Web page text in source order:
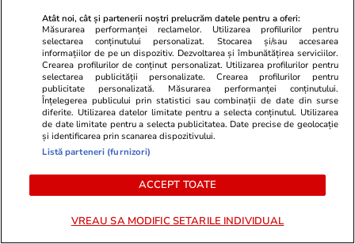
Atenție! Poți primi bani de la stat
Dieta
Atât noi, cât și partenerii noștri prelucrăm datele pentru a oferi:
Măsurarea performanței reclamelor. Utilizarea profilurilor pentru
selectarea conținutului personalizat. Stocarea și/sau accesarea
informațiilor de pe un dispozitiv. Dezvoltarea și îmbunătățirea serviciilor.
Crearea profilurilor de conținut personalizat. Utilizarea profilurilor pentru
selectarea publicității personalizate. Crearea profilurilor pentru
publicitate personalizată. Măsurarea performanței conținutului.
Înțelegerea publicului prin statistici sau combinații de date din surse
diferite. Utilizarea datelor limitate pentru a selecta conținutul. Utilizarea
de date limitate pentru a selecta publicitatea. Date precise de geolocație
și identificarea prin scanarea dispozitivului.
Listă parteneri (furnizori)
ACCEPT TOATE
VREAU SA MODIFIC SETARILE INDIVIDUAL